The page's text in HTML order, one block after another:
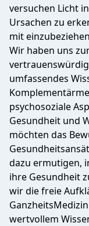
versuchen Licht
Ursachen zu
mit
Wir haben uns
umfassendes
psychosoziale
Gesundheit und
möchten das
dazu ermutigen,
ihre Gesundheit
wir die freie
wertvollem